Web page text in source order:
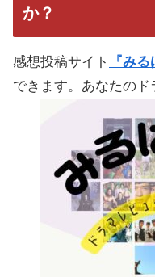
か？
感想投稿サイト 『みる
できます。あなたのド